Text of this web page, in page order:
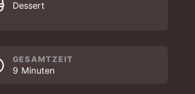
Dessert
GESAMTZEIT
9 MINUTEN
Minuten